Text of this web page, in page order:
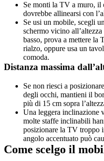
Se monti la TV a muro, il
dovrebbe allinearsi con
Se usi un mobile, scegli
schermo vicino
basso, prova a mettere la
rialzo, oppure usa un
comoda.
Distanza massima
Se non riesci a
degli occhi, mantieni il
più di 15 cm sopra
Una leggera inclinazione
molte staffe inclinabili
posizionare la TV troppo
angolo accentuato può
Come scelgo il